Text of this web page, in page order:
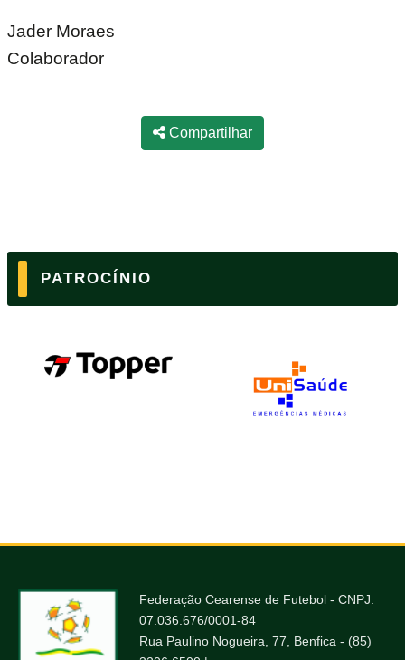
Jader Moraes
Colaborador
Compartilhar
PATROCÍNIO
Federação Cearense de Futebol - CNPJ:
07.036.676/0001-84
Rua Paulino Nogueira, 77, Benfica - (85)